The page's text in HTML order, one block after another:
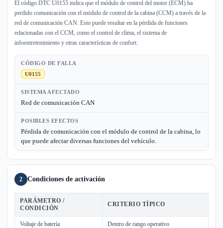
El código DTC U0155 indica que el módulo de control del motor (ECM) ha
perdido comunicación con el módulo de control de la cabina (CCM) a través de la
red de comunicación CAN. Esto puede resultar en la pérdida de funciones
relacionadas con el CCM, como el control de clima, el sistema de
infoentretenimiento y otras características de confort.
CÓDIGO DE FALLA
U0155
SISTEMA AFECTADO
Red de comunicación CAN
POSIBLES EFECTOS
Pérdida de comunicación con el módulo de control de la cabina, lo
que puede afectar diversas funciones del vehículo.
2 Condiciones de activación
PARÁMETRO /
CONDICIÓN
CRITERIO TÍPICO
Voltaje de batería Dentro de rango operativo